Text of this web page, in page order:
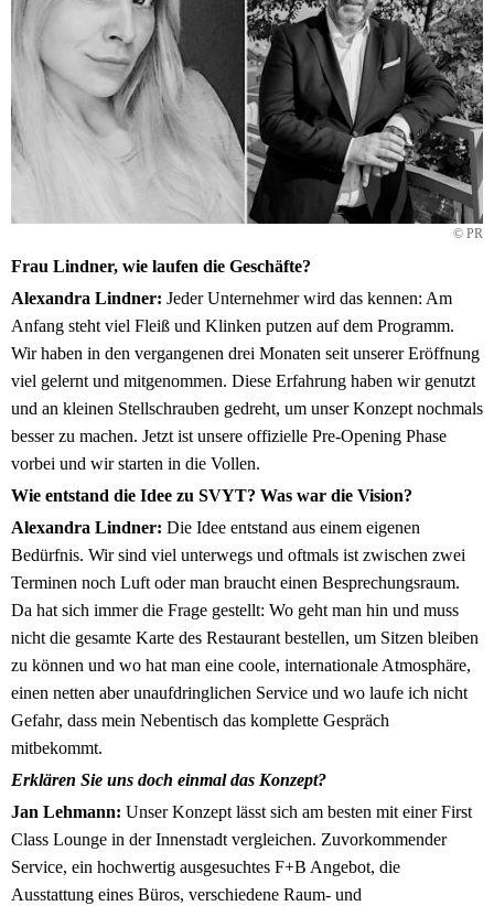
© PR
Frau Lindner, wie laufen die Geschäfte?
Alexandra Lindner: Jeder Unternehmer wird das kennen: Am
Anfang steht viel Fleiß und Klinken putzen auf dem Programm.
Wir haben in den vergangenen drei Monaten seit unserer Eröffnung
viel gelernt und mitgenommen. Diese Erfahrung haben wir genutzt
und an kleinen Stellschrauben gedreht, um unser Konzept nochmals
besser zu machen. Jetzt ist unsere offizielle Pre-Opening Phase
vorbei und wir starten in die Vollen.
Wie entstand die Idee zu SVYT? Was war die Vision?
Alexandra Lindner: Die Idee entstand aus einem eigenen
Bedürfnis. Wir sind viel unterwegs und oftmals ist zwischen zwei
Terminen noch Luft oder man braucht einen Besprechungsraum.
Da hat sich immer die Frage gestellt: Wo geht man hin und muss
nicht die gesamte Karte des Restaurant bestellen, um Sitzen bleiben
zu können und wo hat man eine coole, internationale Atmosphäre,
einen netten aber unaufdringlichen Service und wo laufe ich nicht
Gefahr, dass mein Nebentisch das komplette Gespräch
mitbekommt.
Erklären Sie uns doch einmal das Konzept?
Jan Lehmann: Unser Konzept lässt sich am besten mit einer First
Class Lounge in der Innenstadt vergleichen. Zuvorkommender
Service, ein hochwertig ausgesuchtes F+B Angebot, die
Ausstattung eines Büros, verschiedene Raum- und